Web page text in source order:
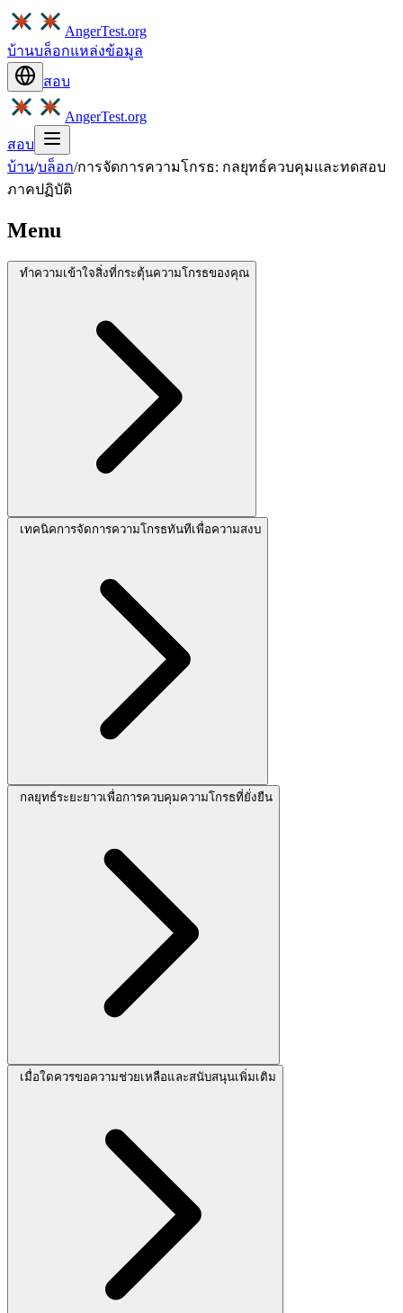
AngerTest.org
บ้านบล็อกแหล่งข้อมูล
สอบ
AngerTest.org
สอบ
บ้าน/บล็อก/การจัดการความโกรธ: กลยุทธ์ควบคุมและทดสอบ
ภาคปฏิบัติ
Menu
ทำความเข้าใจสิ่งที่กระตุ้นความโกรธของคุณ
เทคนิคการจัดการความโกรธทันทีเพื่อความสงบ
กลยุทธ์ระยะยาวเพื่อการควบคุมความโกรธที่ยั่งยืน
เมื่อใดควรขอความช่วยเหลือและสนับสนุนเพิ่มเติม